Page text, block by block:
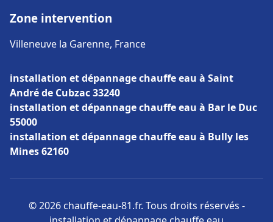
Zone intervention
Villeneuve la Garenne, France
installation et dépannage chauffe eau à Saint
André de Cubzac 33240
installation et dépannage chauffe eau à Bar le Duc
55000
installation et dépannage chauffe eau à Bully les
Mines 62160
© 2026 chauffe-eau-81.fr. Tous droits réservés -